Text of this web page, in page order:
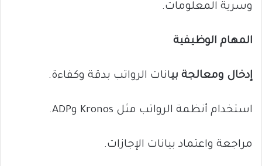
وسرية المعلومات.
المهام الوظيفية
إدخال ومعالجة بيانات الرواتب بدقة وكفاءة.
استخدام أنظمة الرواتب مثل Kronos وADP.
مراجعة واعتماد بيانات الإجازات.